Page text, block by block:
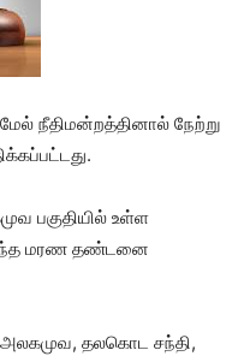
நீதிமன்றத்தினால் நேற்று
பகுதியில் உள்ள
மரண தண்டனை
தலகொட சந்தி,